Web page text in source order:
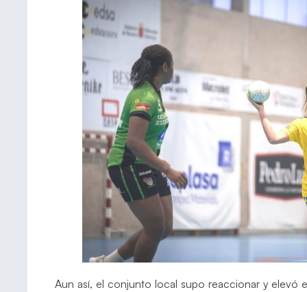
Aun así, el conjunto local supo reaccionar y elevó